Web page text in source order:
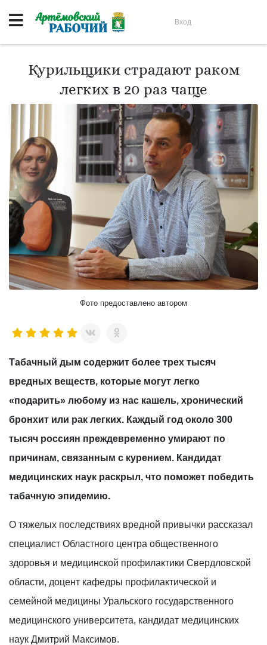
Вход
Курильщики страдают раком
легких в 20 раз чаще
Фото предоставлено автором
Табачный дым содержит более трех тысяч
вредных веществ, которые могут легко
«подарить» любому из нас кашель, хронический
бронхит или рак легких. Каждый год около 300
тысяч россиян преждевременно умирают по
причинам, связанным с курением. Кандидат
медицинских наук раскрыл, что поможет победить
табачную эпидемию.
О тяжелых последствиях вредной привычки рассказал
специалист Областного центра общественного
здоровья и медицинской профилактики Свердловской
области, доцент кафедры профилактической и
семейной медицины Уральского государственного
медицинского университета, кандидат медицинских
наук Дмитрий Максимов.